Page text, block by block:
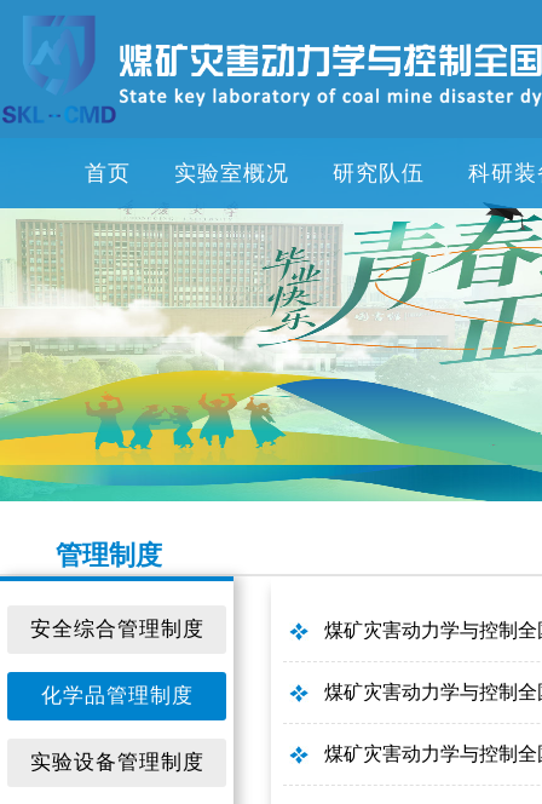
首页 实验室概况 研究队伍 科研装
管理制度
安全综合管理制度
化学品管理制度
实验设备管理制度
煤矿灾害动力学与控制
煤矿灾害动力学与控制
煤矿灾害动力学与控制